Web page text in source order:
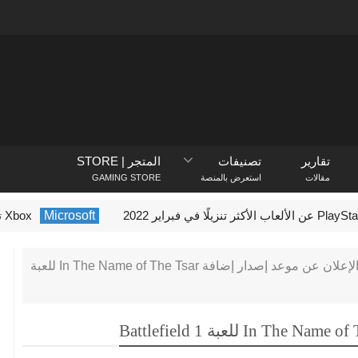
تقارير
مقالات
تصنيفات
استعرض بالمنصة
المتجر | STORE
GAMING STORE
Microsoft Xbox تستضيف حدث Indie Showcase الأسبوع المقبل
الإعلان عن موعد إصدار إضافة In The Name of The Tsar للعبة